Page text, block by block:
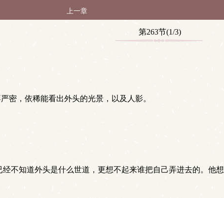
上一章
第263节(1/3)
密，依稀能看出外头的光景，以及人影。
不知道外头是什么世道，更想不起来谁把自己弄进去的。他